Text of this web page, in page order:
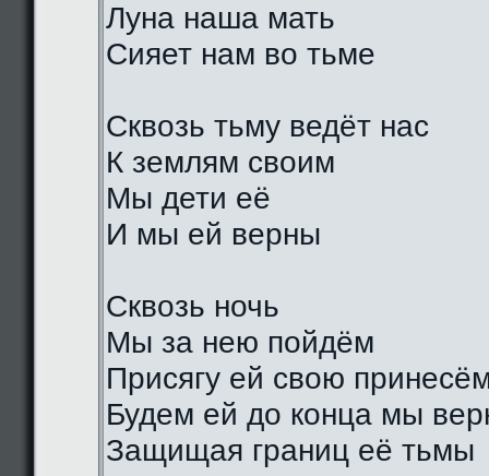
Луна наша мать
Сияет нам во тьме
Сквозь тьму ведёт нас
К землям своим
Мы дети её
И мы ей верны
Сквозь ночь
Мы за нею пойдём
Присягу ей свою
Будем ей до конца мы
Защищая границ её тьмы